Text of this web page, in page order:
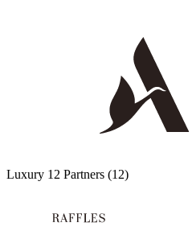
Luxury 12 Partners (12)